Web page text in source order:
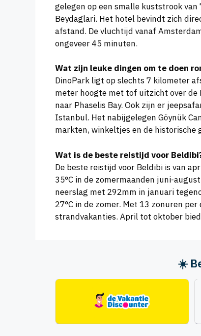
gelegen op een smalle kuststrook
Beydaglari. Het hotel bevindt zich
afstand. De vluchtijd vanaf
ongeveer 45 minuten.
Wat zijn leuke dingen om te doen
DinoPark ligt op slechts 7 kilometer
meter hoogte met tof uitzicht over de
naar Phaselis Bay. Ook zijn er
Istanbul. Het nabijgelegen Göynük
markten, winkeltjes en de
Wat is de beste reistijd voor
De beste reistijd voor Beldibi is van
35°C in de zomermaanden juni-
neerslag met 292mm in januari
27°C in de zomer. Met 13 zonuren
strandvakanties. April tot oktober
☀️